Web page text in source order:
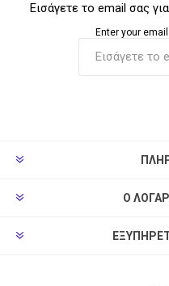
Εισάγετε το email σας
Enter your
Ο